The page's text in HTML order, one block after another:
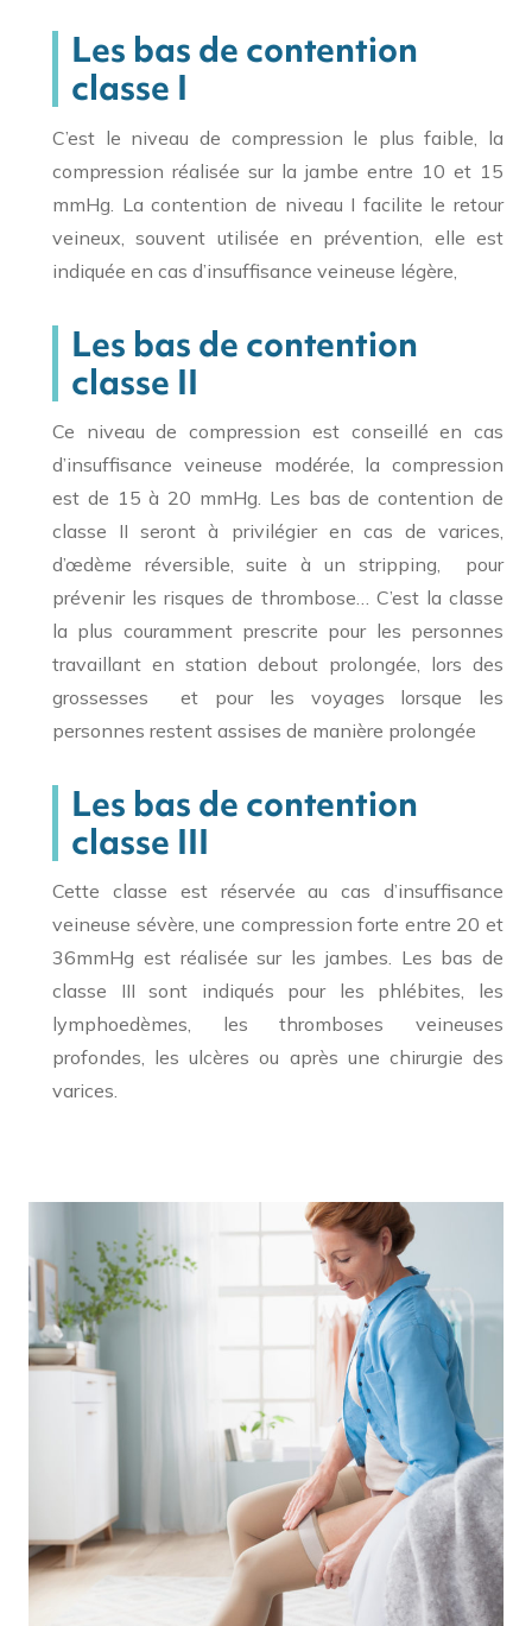
Les bas de contention
classe I
C’est le niveau de compression le plus faible, la
compression réalisée sur la jambe entre 10 et 15
mmHg. La contention de niveau I facilite le retour
veineux, souvent utilisée en prévention, elle est
indiquée en cas d’insuffisance veineuse légère,
Les bas de contention
classe II
Ce niveau de compression est conseillé en cas
d’insuffisance veineuse modérée, la compression
est de 15 à 20 mmHg. Les bas de contention de
classe II seront à privilégier en cas de varices,
d’œdème réversible, suite à un stripping, pour
prévenir les risques de thrombose… C’est la classe
la plus couramment prescrite pour les personnes
travaillant en station debout prolongée, lors des
grossesses et pour les voyages lorsque les
personnes restent assises de manière prolongée
Les bas de contention
classe III
Cette classe est réservée au cas d’insuffisance
veineuse sévère, une compression forte entre 20 et
36mmHg est réalisée sur les jambes. Les bas de
classe III sont indiqués pour les phlébites, les
lymphoedèmes, les thromboses veineuses
profondes, les ulcères ou après une chirurgie des
varices.